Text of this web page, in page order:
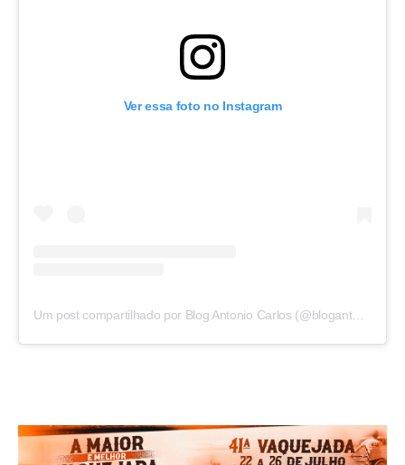
Ver essa foto no Instagram
Um post compartilhado por Blog Antonio Carlos (@blogantoniocarlos)